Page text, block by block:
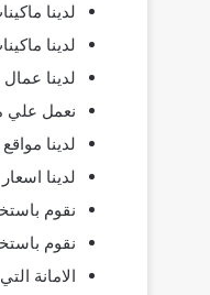
لدينا
لدينا
لدينا
نعمل علي مدار 24 ساعة ولدينا خطوت
لدينا
لدينا
نقوم
نقوم
الامانة